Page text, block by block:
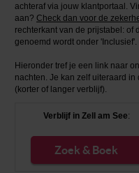
achteraf via jouw klantportaal.
aan? Check dan voor de
rechterkant van de prijstabel: of
genoemd wordt onder 'Inclusief'.
Hieronder tref je een link naar
nachten. Je kan zelf uiteraard
(korter of langer verblijf).
Verblijf in Zell am See:
Zoek & Boek